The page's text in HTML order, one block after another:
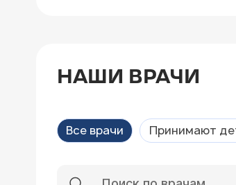
НАШИ ВРАЧИ
Все врачи Принимают